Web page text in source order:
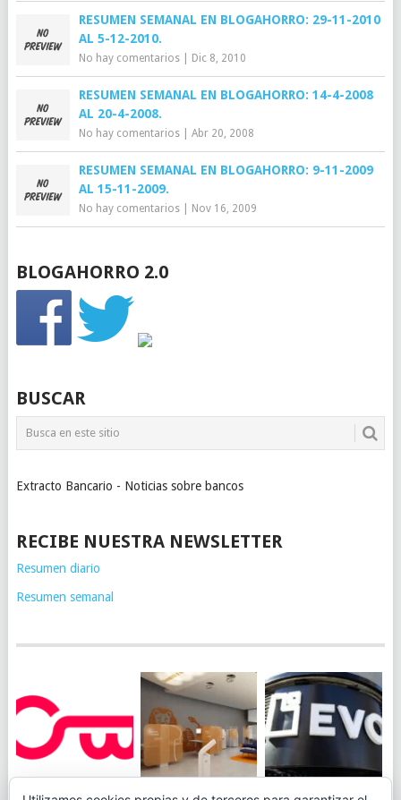
RESUMEN SEMANAL EN BLOGAHORRO: 29-11-2010
AL 5-12-2010.
No hay comentarios| Dic 8, 2010
RESUMEN SEMANAL EN BLOGAHORRO: 14-4-2008
AL 20-4-2008.
No hay comentarios| Abr 20, 2008
RESUMEN SEMANAL EN BLOGAHORRO: 9-11-2009
AL 15-11-2009.
No hay comentarios| Nov 16, 2009
BLOGAHORRO 2.0
BUSCAR
Extracto Bancario - Noticias sobre bancos
RECIBE NUESTRA NEWSLETTER
Resumen diario
Resumen semanal